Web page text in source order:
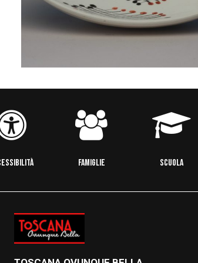
FAMIGLIE SCUOLA